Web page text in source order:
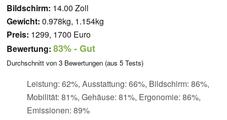
Bildschirm: 14.00 Zoll
Gewicht: 0.978kg, 1.154kg
Preis: 1299, 1700 Euro
Bewertung: 83%- Gut
Durchschnitt von 3 Bewertungen (aus 5 Tests)
Leistung: 62%, Ausstattung: 66%, Bildschirm: 86%,
Mobilität: 81%, Gehäuse: 81%, Ergonomie: 86%,
Emissionen: 89%